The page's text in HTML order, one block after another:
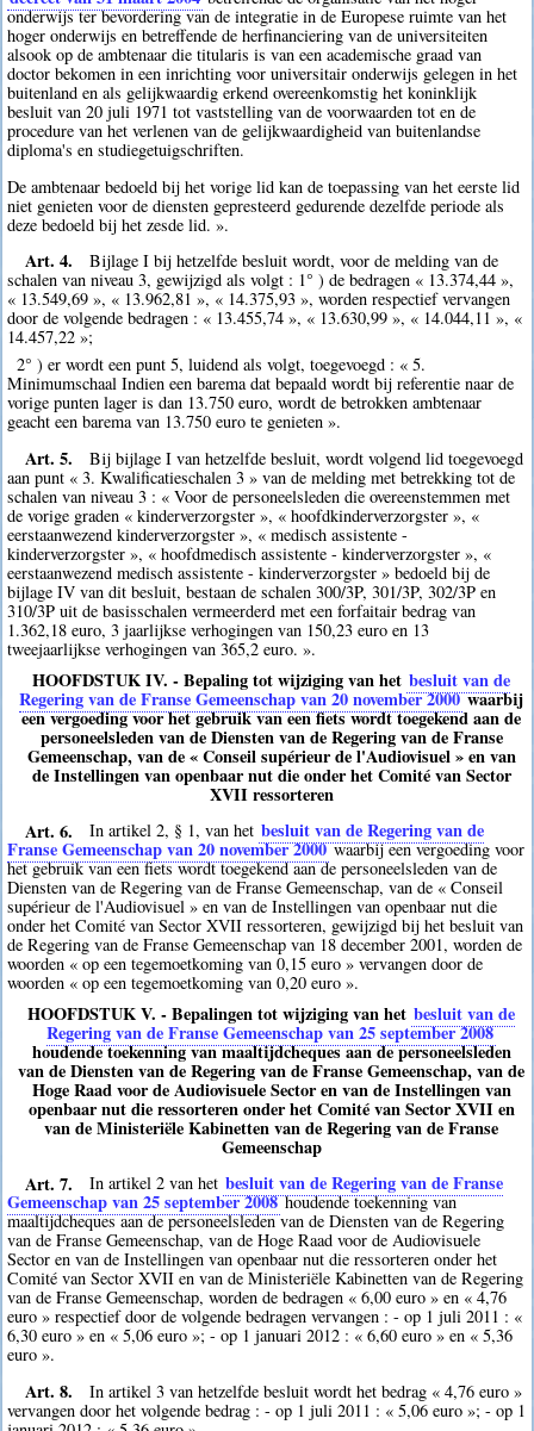
onderwijs ter bevordering van de integratie in de Europese ruimte van het
hoger onderwijs en betreffende de herfinanciering van de universiteiten
alsook op de ambtenaar die titularis is van een academische graad van
doctor bekomen in een inrichting voor universitair onderwijs gelegen in het
buitenland en als gelijkwaardig erkend overeenkomstig het koninklijk
besluit van 20 juli 1971 tot vaststelling van de voorwaarden tot en de
procedure van het verlenen van de gelijkwaardigheid van buitenlandse
diploma's en studiegetuigschriften.
De ambtenaar bedoeld bij het vorige lid kan de toepassing van het eerste lid
niet genieten voor de diensten gepresteerd gedurende dezelfde periode als
deze bedoeld bij het zesde lid. ».
Art. 4.
Bijlage I bij hetzelfde besluit wordt, voor de melding van de
schalen van niveau 3, gewijzigd als volgt : 1° ) de bedragen « 13.374,44 »,
« 13.549,69 », « 13.962,81 », « 14.375,93 », worden respectief vervangen
door de volgende bedragen : « 13.455,74 », « 13.630,99 », « 14.044,11 », «
14.457,22 »;
2° ) er wordt een punt 5, luidend als volgt, toegevoegd : « 5.
Minimumschaal Indien een barema dat bepaald wordt bij referentie naar de
vorige punten lager is dan 13.750 euro, wordt de betrokken ambtenaar
geacht een barema van 13.750 euro te genieten ».
Art. 5.
Bij bijlage I van hetzelfde besluit, wordt volgend lid toegevoegd
aan punt « 3. Kwalificatieschalen 3 » van de melding met betrekking tot de
schalen van niveau 3 : « Voor de personeelsleden die overeenstemmen met
de vorige graden « kinderverzorgster », « hoofdkinderverzorgster », «
eerstaanwezend kinderverzorgster », « medisch assistente -
kinderverzorgster », « hoofdmedisch assistente - kinderverzorgster », «
eerstaanwezend medisch assistente - kinderverzorgster » bedoeld bij de
bijlage IV van dit besluit, bestaan de schalen 300/3P, 301/3P, 302/3P en
310/3P uit de basisschalen vermeerderd met een forfaitair bedrag van
1.362,18 euro, 3 jaarlijkse verhogingen van 150,23 euro en 13
tweejaarlijkse verhogingen van 365,2 euro. ».
HOOFDSTUK IV. - Bepaling tot wijziging van het besluit van de
Regering van de Franse Gemeenschap van 20 november 2000waarbij
een vergoeding voor het gebruik van een fiets wordt toegekend aan de
personeelsleden van de Diensten van de Regering van de Franse
Gemeenschap, van de « Conseil supérieur de l'Audiovisuel » en van
de Instellingen van openbaar nut die onder het Comité van Sector
XVII ressorteren
Art. 6.
In artikel 2, § 1, van het besluit van de Regering van de
Franse Gemeenschap van 20 november 2000waarbij een vergoeding voor
het gebruik van een fiets wordt toegekend aan de personeelsleden van de
Diensten van de Regering van de Franse Gemeenschap, van de « Conseil
supérieur de l'Audiovisuel » en van de Instellingen van openbaar nut die
onder het Comité van Sector XVII ressorteren, gewijzigd bij het besluit van
de Regering van de Franse Gemeenschap van 18 december 2001, worden de
woorden « op een tegemoetkoming van 0,15 euro » vervangen door de
woorden « op een tegemoetkoming van 0,20 euro ».
HOOFDSTUK V. - Bepalingen tot wijziging van het besluit van de
Regering van de Franse Gemeenschap van 25 september 2008
houdende toekenning van maaltijdcheques aan de personeelsleden
van de Diensten van de Regering van de Franse Gemeenschap, van de
Hoge Raad voor de Audiovisuele Sector en van de Instellingen van
openbaar nut die ressorteren onder het Comité van Sector XVII en
van de Ministeriële Kabinetten van de Regering van de Franse
Gemeenschap
Art. 7.
In artikel 2 van het besluit van de Regering van de Franse
Gemeenschap van 25 september 2008houdende toekenning van
maaltijdcheques aan de personeelsleden van de Diensten van de Regering
van de Franse Gemeenschap, van de Hoge Raad voor de Audiovisuele
Sector en van de Instellingen van openbaar nut die ressorteren onder het
Comité van Sector XVII en van de Ministeriële Kabinetten van de Regering
van de Franse Gemeenschap, worden de bedragen « 6,00 euro » en « 4,76
euro » respectief door de volgende bedragen vervangen : - op 1 juli 2011 : «
6,30 euro » en « 5,06 euro »; - op 1 januari 2012 : « 6,60 euro » en « 5,36
euro ».
Art. 8.
In artikel 3 van hetzelfde besluit wordt het bedrag « 4,76 euro »
vervangen door het volgende bedrag : - op 1 juli 2011 : « 5,06 euro »; - op 1